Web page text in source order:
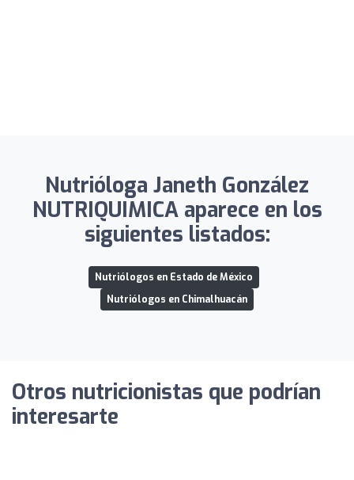
Nutrióloga Janeth González
NUTRIQUIMICA aparece en los
siguientes listados:
Nutriólogos en Estado de México
Nutriólogos en Chimalhuacán
Otros nutricionistas que podrían
interesarte